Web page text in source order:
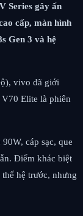
Series gây ấn
cấp, màn hình
Gen 3 và hệ
vivo đã giới
Elite là phiên
cáp sạc, que
Điểm khác biệt
hệ trước, nhưng